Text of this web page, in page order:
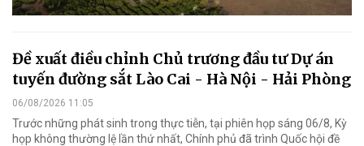
Đề xuất điều chỉnh Chủ trương đầu tư Dự án
tuyến đường sắt Lào Cai - Hà Nội - Hải Phòng
06/08/2026 11:05
Trước những phát sinh trong thực tiễn, tại phiên họp sáng 06/8, Kỳ
họp không thường lệ lần thứ nhất, Chính phủ đã trình Quốc hội đề